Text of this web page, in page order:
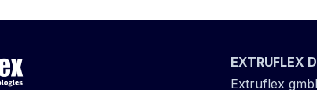
EXTRUFLEX
Extruflex